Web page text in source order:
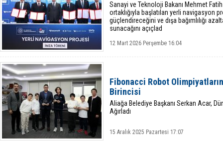
Sanayi ve Teknoloji Bakanı Mehmet
ortaklığıyla başlatılan yerli navigasyon
güçlendireceğini ve dışa bağımlılığı
sunacağını açıçlad
12 Mart 2026 Perşembe 16:04
Fibonacci Robot
Birincisi
Aliağa Belediye Başkanı Serkan Acar,
Ağırladı
15 Aralık 2025 Pazartesi 17:07